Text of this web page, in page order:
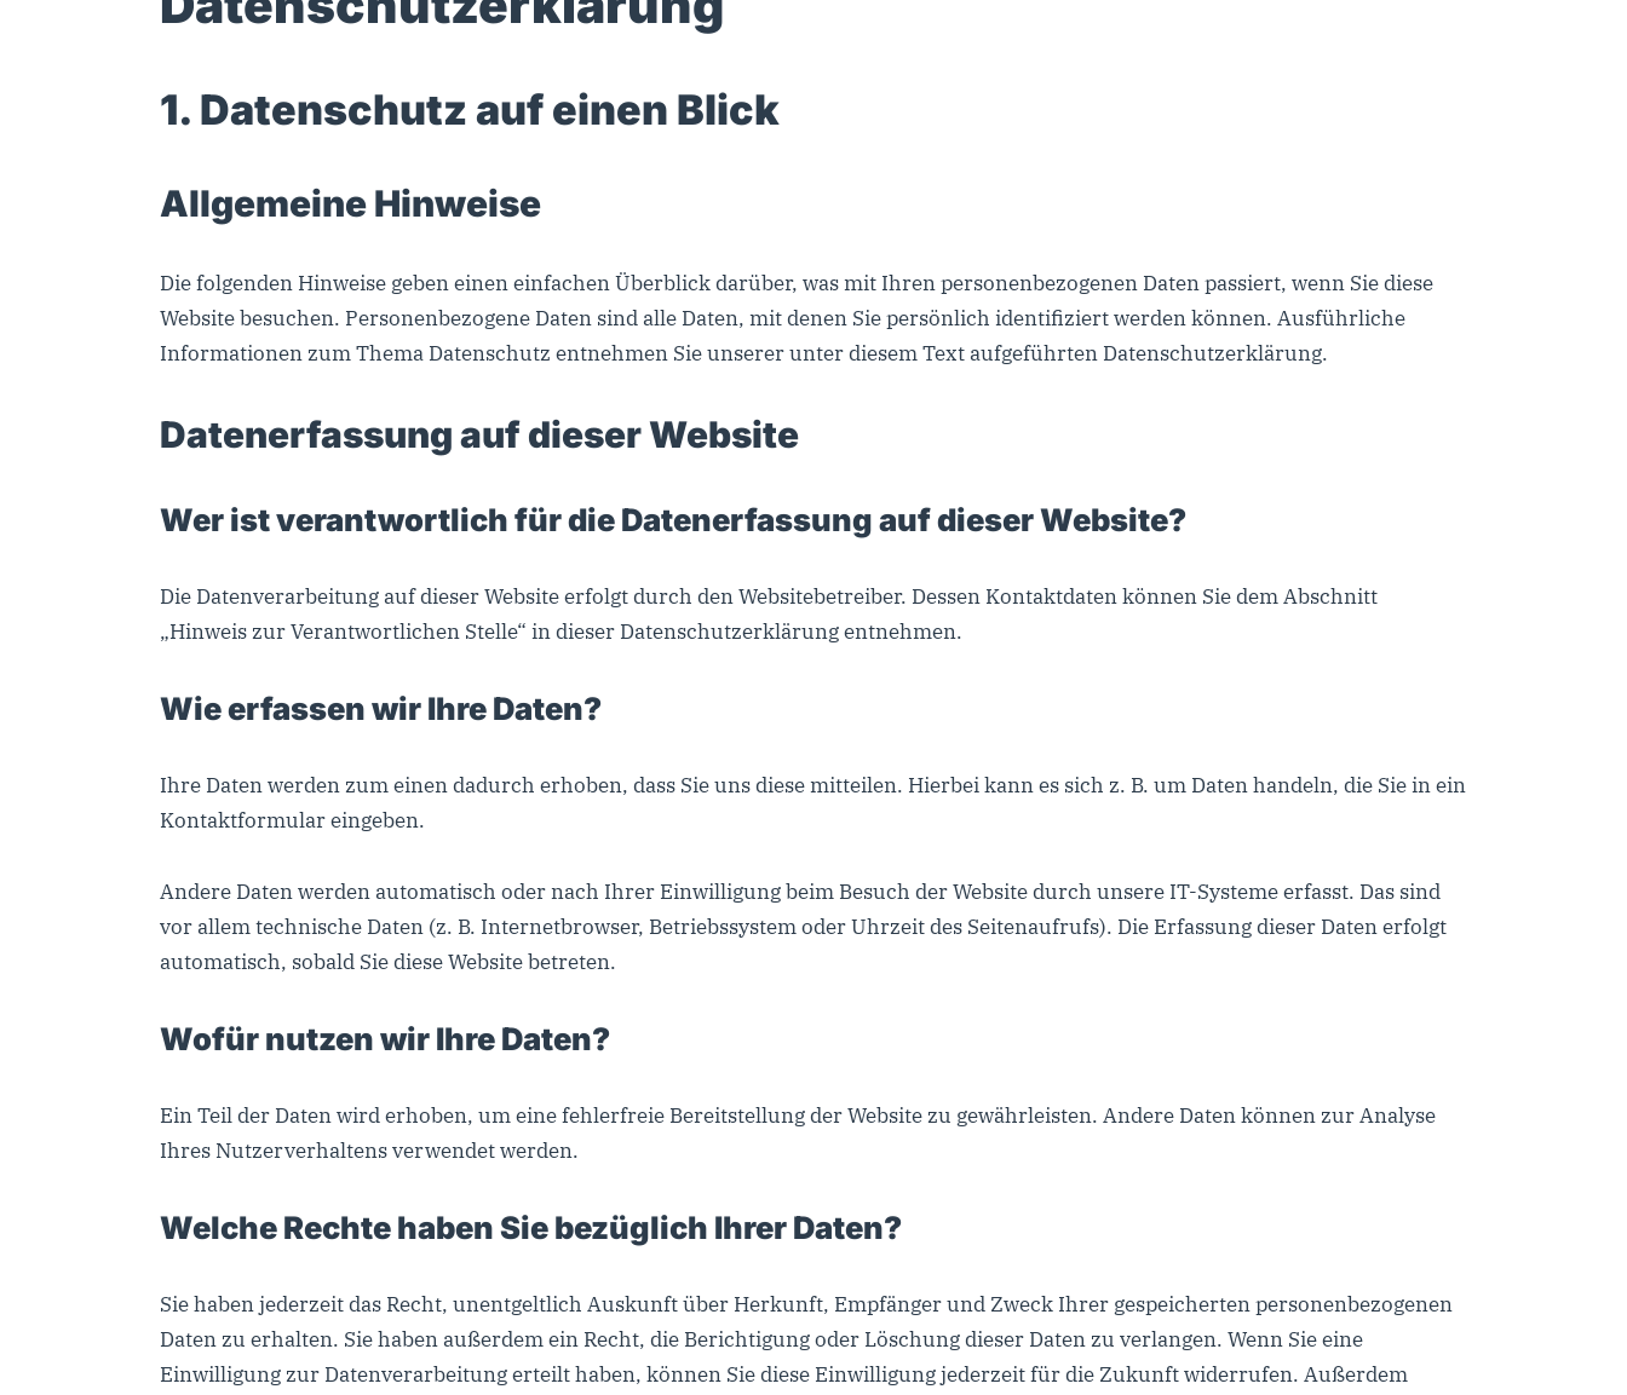
1. Datenschutz auf einen Blick
Allgemeine Hinweise
Die folgenden Hinweise geben einen einfachen Überblick darüber, was mit Ihren personenbezogenen Daten passiert, wenn Sie diese
Website besuchen. Personenbezogene Daten sind alle Daten, mit denen Sie persönlich identifiziert werden können. Ausführliche
Informationen zum Thema Datenschutz entnehmen Sie unserer unter diesem Text aufgeführten Datenschutzerklärung.
Datenerfassung auf dieser Website
Wer ist verantwortlich für die Datenerfassung auf dieser Website?
Die Datenverarbeitung auf dieser Website erfolgt durch den Websitebetreiber. Dessen Kontaktdaten können Sie dem Abschnitt
„Hinweis zur Verantwortlichen Stelle“ in dieser Datenschutzerklärung entnehmen.
Wie erfassen wir Ihre Daten?
Ihre Daten werden zum einen dadurch erhoben, dass Sie uns diese mitteilen. Hierbei kann es sich z. B. um Daten handeln, die Sie in ein
Kontaktformular eingeben.
Andere Daten werden automatisch oder nach Ihrer Einwilligung beim Besuch der Website durch unsere IT-Systeme erfasst. Das sind
vor allem technische Daten (z. B. Internetbrowser, Betriebssystem oder Uhrzeit des Seitenaufrufs). Die Erfassung dieser Daten erfolgt
automatisch, sobald Sie diese Website betreten.
Wofür nutzen wir Ihre Daten?
Ein Teil der Daten wird erhoben, um eine fehlerfreie Bereitstellung der Website zu gewährleisten. Andere Daten können zur Analyse
Ihres Nutzerverhaltens verwendet werden.
Welche Rechte haben Sie bezüglich Ihrer Daten?
Sie haben jederzeit das Recht, unentgeltlich Auskunft über Herkunft, Empfänger und Zweck Ihrer gespeicherten personenbezogenen
Daten zu erhalten. Sie haben außerdem ein Recht, die Berichtigung oder Löschung dieser Daten zu verlangen. Wenn Sie eine
Einwilligung zur Datenverarbeitung erteilt haben, können Sie diese Einwilligung jederzeit für die Zukunft widerrufen. Außerdem